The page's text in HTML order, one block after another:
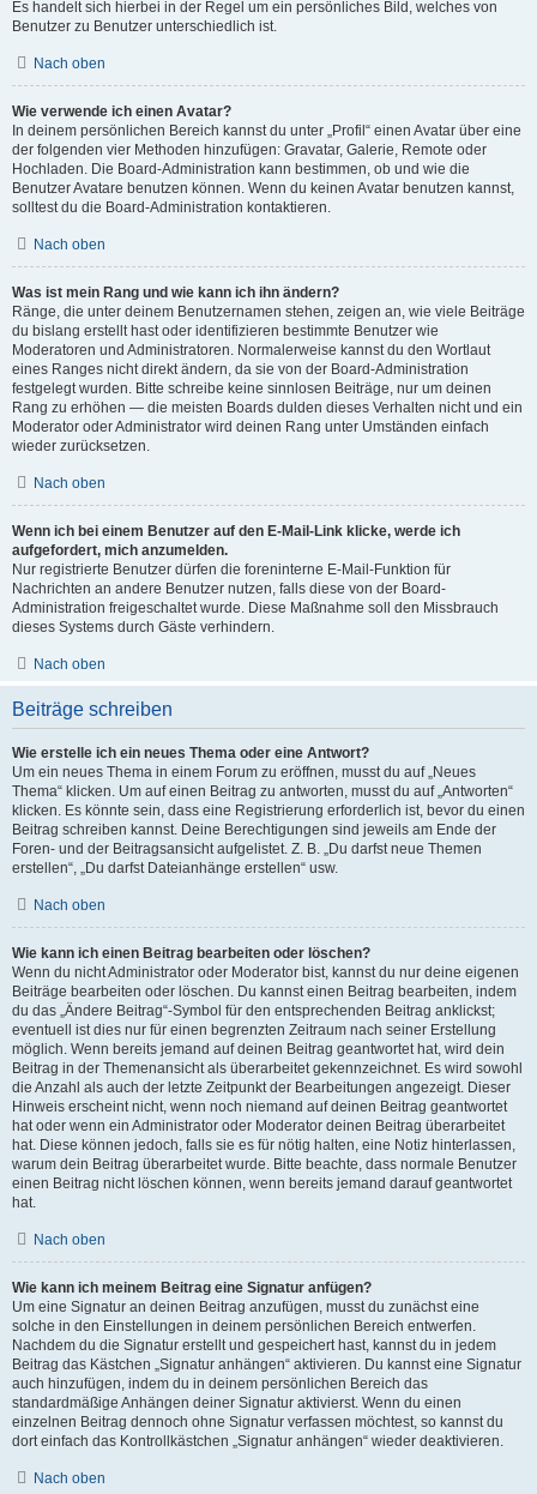
Es handelt sich hierbei in der Regel um ein persönliches Bild, welches von
Benutzer zu Benutzer unterschiedlich ist.
Nach oben
Wie verwende ich einen Avatar?
In deinem persönlichen Bereich kannst du unter „Profil“ einen Avatar über eine
der folgenden vier Methoden hinzufügen: Gravatar, Galerie, Remote oder
Hochladen. Die Board-Administration kann bestimmen, ob und wie die
Benutzer Avatare benutzen können. Wenn du keinen Avatar benutzen kannst,
solltest du die Board-Administration kontaktieren.
Nach oben
Was ist mein Rang und wie kann ich ihn ändern?
Ränge, die unter deinem Benutzernamen stehen, zeigen an, wie viele Beiträge
du bislang erstellt hast oder identifizieren bestimmte Benutzer wie
Moderatoren und Administratoren. Normalerweise kannst du den Wortlaut
eines Ranges nicht direkt ändern, da sie von der Board-Administration
festgelegt wurden. Bitte schreibe keine sinnlosen Beiträge, nur um deinen
Rang zu erhöhen — die meisten Boards dulden dieses Verhalten nicht und ein
Moderator oder Administrator wird deinen Rang unter Umständen einfach
wieder zurücksetzen.
Nach oben
Wenn ich bei einem Benutzer auf den E-Mail-Link klicke, werde ich
aufgefordert, mich anzumelden.
Nur registrierte Benutzer dürfen die foreninterne E-Mail-Funktion für
Nachrichten an andere Benutzer nutzen, falls diese von der Board-
Administration freigeschaltet wurde. Diese Maßnahme soll den Missbrauch
dieses Systems durch Gäste verhindern.
Nach oben
Beiträge schreiben
Wie erstelle ich ein neues Thema oder eine Antwort?
Um ein neues Thema in einem Forum zu eröffnen, musst du auf „Neues
Thema“ klicken. Um auf einen Beitrag zu antworten, musst du auf „Antworten“
klicken. Es könnte sein, dass eine Registrierung erforderlich ist, bevor du einen
Beitrag schreiben kannst. Deine Berechtigungen sind jeweils am Ende der
Foren- und der Beitragsansicht aufgelistet. Z. B. „Du darfst neue Themen
erstellen“, „Du darfst Dateianhänge erstellen“ usw.
Nach oben
Wie kann ich einen Beitrag bearbeiten oder löschen?
Wenn du nicht Administrator oder Moderator bist, kannst du nur deine eigenen
Beiträge bearbeiten oder löschen. Du kannst einen Beitrag bearbeiten, indem
du das „Ändere Beitrag“-Symbol für den entsprechenden Beitrag anklickst;
eventuell ist dies nur für einen begrenzten Zeitraum nach seiner Erstellung
möglich. Wenn bereits jemand auf deinen Beitrag geantwortet hat, wird dein
Beitrag in der Themenansicht als überarbeitet gekennzeichnet. Es wird sowohl
die Anzahl als auch der letzte Zeitpunkt der Bearbeitungen angezeigt. Dieser
Hinweis erscheint nicht, wenn noch niemand auf deinen Beitrag geantwortet
hat oder wenn ein Administrator oder Moderator deinen Beitrag überarbeitet
hat. Diese können jedoch, falls sie es für nötig halten, eine Notiz hinterlassen,
warum dein Beitrag überarbeitet wurde. Bitte beachte, dass normale Benutzer
einen Beitrag nicht löschen können, wenn bereits jemand darauf geantwortet
hat.
Nach oben
Wie kann ich meinem Beitrag eine Signatur anfügen?
Um eine Signatur an deinen Beitrag anzufügen, musst du zunächst eine
solche in den Einstellungen in deinem persönlichen Bereich entwerfen.
Nachdem du die Signatur erstellt und gespeichert hast, kannst du in jedem
Beitrag das Kästchen „Signatur anhängen“ aktivieren. Du kannst eine Signatur
auch hinzufügen, indem du in deinem persönlichen Bereich das
standardmäßige Anhängen deiner Signatur aktivierst. Wenn du einen
einzelnen Beitrag dennoch ohne Signatur verfassen möchtest, so kannst du
dort einfach das Kontrollkästchen „Signatur anhängen“ wieder deaktivieren.
Nach oben